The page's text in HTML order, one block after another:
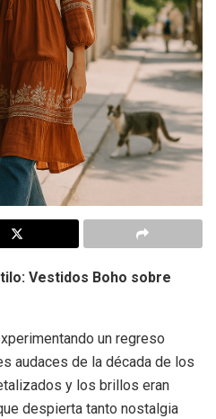
Vestidos Boho sobre
un regreso
audaces de la década de los
y los brillos eran
despierta tanto nostalgia